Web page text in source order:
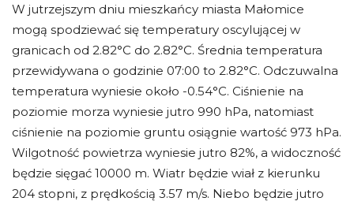
W jutrzejszym dniu mieszkańcy miasta Małomice
mogą spodziewać się temperatury oscylującej w
granicach od 2.82°C do 2.82°C. Średnia temperatura
przewidywana o godzinie 07:00 to 2.82°C. Odczuwalna
temperatura wyniesie około -0.54°C. Ciśnienie na
poziomie morza wyniesie jutro 990 hPa, natomiast
ciśnienie na poziomie gruntu osiągnie wartość 973 hPa.
Wilgotność powietrza wyniesie jutro 82%, a widoczność
będzie sięgać 10000 m. Wiatr będzie wiał z kierunku
204 stopni, z prędkością 3.57 m/s. Niebo będzie jutro